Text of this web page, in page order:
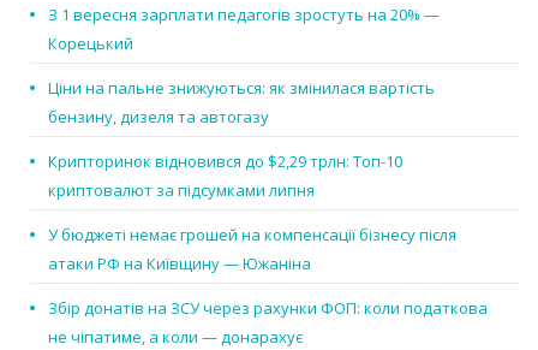
З 1 вересня зарплати педагогів зростуть на 20% —
Корецький
Ціни на пальне знижуються: як змінилася вартість
бензину, дизеля та автогазу
Крипторинок відновився до $2,29 трлн: Топ-10
криптовалют за підсумками липня
У бюджеті немає грошей на компенсації бізнесу після
атаки РФ на Київщину — Южаніна
Збір донатів на ЗСУ через рахунки ФОП: коли податкова
не чіпатиме, а коли — донарахує